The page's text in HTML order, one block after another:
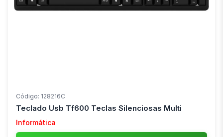
Código: 128216C
Teclado Usb Tf600 Teclas Silenciosas Multi
Informática